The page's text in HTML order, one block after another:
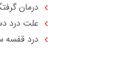
درمان
علت درد
درد